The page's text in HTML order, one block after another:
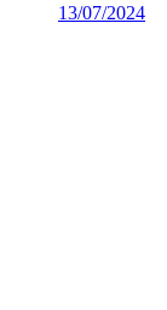
13/07/2024